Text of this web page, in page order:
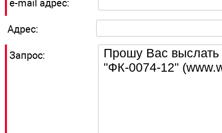
e-mail адрес:
Адрес:
Запрос: